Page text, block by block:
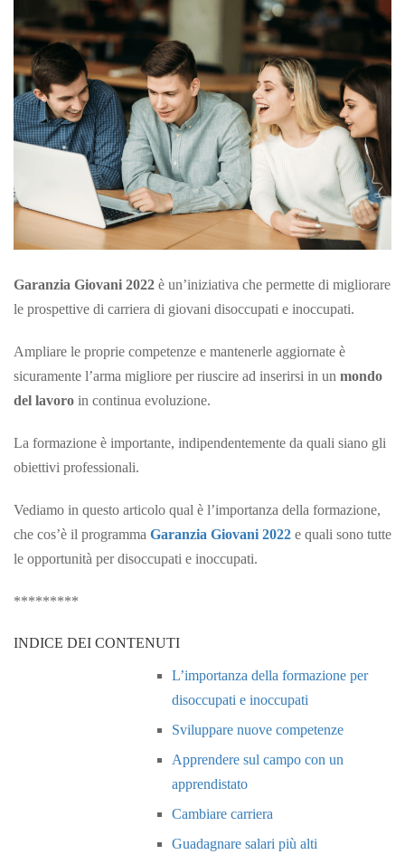
Garanzia Giovani 2022 è un’iniziativa che permette di migliorare
le prospettive di carriera di giovani disoccupati e inoccupati.
Ampliare le proprie competenze e mantenerle aggiornate è
sicuramente l’arma migliore per riuscire ad inserirsi in un mondo
del lavoro in continua evoluzione.
La formazione è importante, indipendentemente da quali siano gli
obiettivi professionali.
Vediamo in questo articolo qual è l’importanza della formazione,
che cos’è il programma Garanzia Giovani 2022 e quali sono tutte
le opportunità per disoccupati e inoccupati.
*********
INDICE DEI CONTENUTI
L’importanza della formazione per
disoccupati e inoccupati
Sviluppare nuove competenze
Apprendere sul campo con un
apprendistato
Cambiare carriera
Guadagnare salari più alti